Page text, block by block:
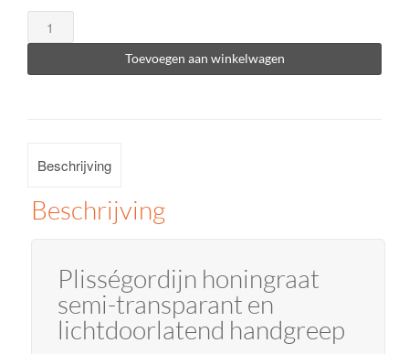
Plisségordijn
honingraat
semi-
Toevoegen aan winkelwagen
Beschrijving
Beschrijving
Plisségordijn honingraat
semi-transparant en
lichtdoorlatend handgreep